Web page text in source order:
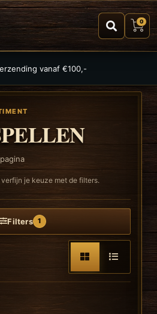
0
aan spellen, puzzels en TCGs
je keuze met de filters.
Filters 1